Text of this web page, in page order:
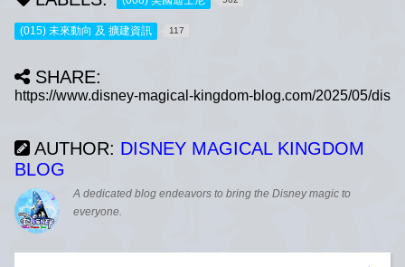
(015) 未來動向 及 擴建資訊 117
SHARE:
AUTHOR: DISNEY MAGICAL KINGDOM
BLOG
A dedicated blog endeavors to bring the Disney magic to
everyone.